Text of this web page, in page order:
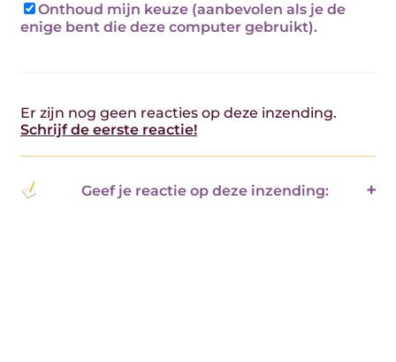
Onthoud mijn keuze (aanbevolen als je de
enige bent die deze computer gebruikt).
Er zijn nog geen reacties op deze inzending.
Schrijf de eerste reactie!
Geef je reactie op deze inzending: